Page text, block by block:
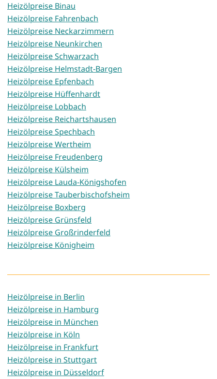
Heizölpreise Binau
Heizölpreise Fahrenbach
Heizölpreise Neckarzimmern
Heizölpreise Neunkirchen
Heizölpreise Schwarzach
Heizölpreise Helmstadt-Bargen
Heizölpreise Epfenbach
Heizölpreise Hüffenhardt
Heizölpreise Lobbach
Heizölpreise Reichartshausen
Heizölpreise Spechbach
Heizölpreise Wertheim
Heizölpreise Freudenberg
Heizölpreise Külsheim
Heizölpreise Lauda-Königshofen
Heizölpreise Tauberbischofsheim
Heizölpreise Boxberg
Heizölpreise Grünsfeld
Heizölpreise Großrinderfeld
Heizölpreise Königheim
Heizölpreise in Berlin
Heizölpreise in Hamburg
Heizölpreise in München
Heizölpreise in Köln
Heizölpreise in Frankfurt
Heizölpreise in Stuttgart
Heizölpreise in Düsseldorf